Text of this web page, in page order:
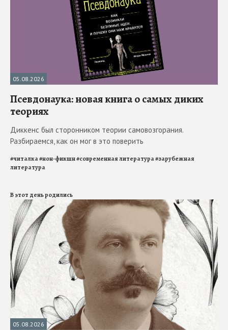
05.08.2026
Псевдонаука: новая книга о самых диких
теориях
Диккенс был сторонником теории самовозгорания.
Разбираемся, как он мог в это поверить
#читалка#нон-фикшн#современная литература#зарубежная
литература
В этот день родились
05.08.2026